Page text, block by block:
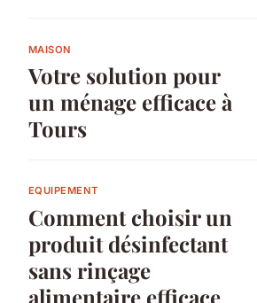
MAISON
Votre solution pour
un ménage efficace à
Tours
EQUIPEMENT
Comment choisir un
produit désinfectant
sans rinçage
alimentaire efficace